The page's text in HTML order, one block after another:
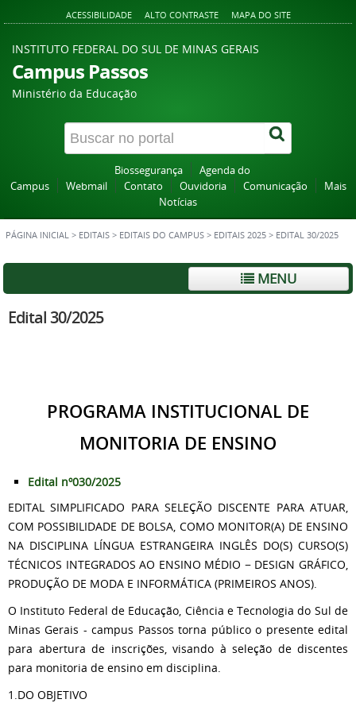
ACESSIBILIDADE ALTO CONTRASTE MAPA DO SITE
INSTITUTO FEDERAL DO SUL DE MINAS GERAIS
Campus Passos
Ministério da Educação
Biossegurança
Agenda do
Campus
Webmail Contato Ouvidoria Comunicação
Mais
Notícias
PÁGINA INICIAL > EDITAIS > EDITAIS DO CAMPUS > EDITAIS 2025 > EDITAL 30/2025
MENU
Edital 30/2025
PROGRAMA INSTITUCIONAL DE
MONITORIA DE ENSINO
Edital nº030/2025
EDITAL SIMPLIFICADO PARA SELEÇÃO DISCENTE PARA ATUAR,
COM POSSIBILIDADE DE BOLSA, COMO MONITOR(A) DE ENSINO
NA DISCIPLINA LÍNGUA ESTRANGEIRA INGLÊS DO(S) CURSO(S)
TÉCNICOS INTEGRADOS AO ENSINO MÉDIO − DESIGN GRÁFICO,
PRODUÇÃO DE MODA E INFORMÁTICA (PRIMEIROS ANOS).
O Instituto Federal de Educação, Ciência e Tecnologia do Sul de
Minas Gerais - campus Passos torna público o presente edital
para abertura de inscrições, visando à seleção de discentes
para monitoria de ensino em disciplina.
1.DO OBJETIVO